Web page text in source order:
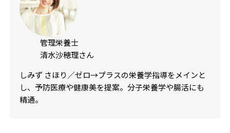
管理栄養士
清水沙穂理さん
しみず さほり／ゼロ→プラスの栄養学指導をメインと
し、予防医療や健康美を提案。分子栄養学や腸活にも
精通。